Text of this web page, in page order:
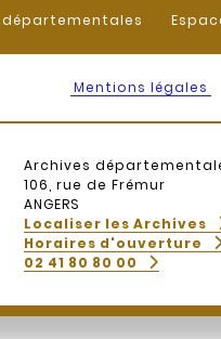
Mentions légales
Archives
106, rue de Frémur
ANGERS
Localiser les Archives
Horaires d'ouverture
02 41 80 80 00